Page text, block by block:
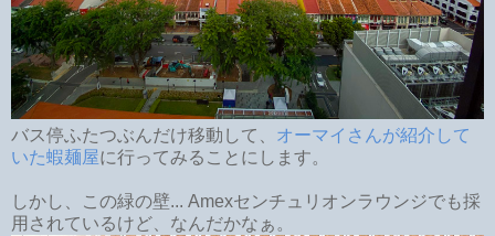
バス停ふたつぶんだけ移動して、 オーマイさんが紹介して
いた蝦麺屋に行ってみることにします。
しかし、この緑の壁... Amexセンチュリオンラウンジでも採
用されているけど、なんだかなぁ。